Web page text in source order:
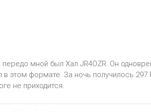
мной был Хал JR4OZR. Он
в этом формате. За ночь получилось
не приходится.